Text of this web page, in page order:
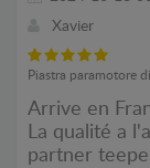
Xavier
Piastra paramotore
Arrive en
La qualité a
partner